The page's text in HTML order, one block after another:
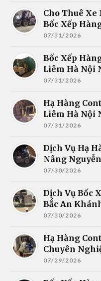
Cho Thuê Xe
Bốc Xếp
07/31/2026
Bốc Xếp
Liêm Hà Nội
07/31/2026
Hạ Hàng
Liêm Hà Nội
07/31/2026
Dịch Vụ Hạ
Nâng
07/30/2026
Dịch Vụ Bốc
Bắc An
07/30/2026
Hạ Hàng
Chuyên
07/29/2026